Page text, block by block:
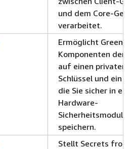
und dem Core-
verarbeitet.
Ermöglicht
Komponenten den
auf einen privaten
Schlüssel und ein
die Sie sicher in
Hardware-
Sicherheitsmodul
speichern.
Stellt Secrets from